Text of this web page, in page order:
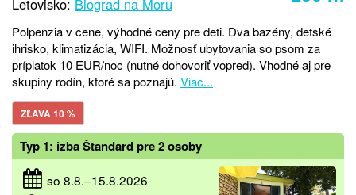
Letovisko: Biograd na Moru
Polpenzia v cene, výhodné ceny pre deti. Dva bazény, detské
ihrisko, klimatizácia, WIFI. Možnosť ubytovania so psom za
príplatok 10 EUR/noc (nutné dohovoriť vopred). Vhodné aj pre
skupiny rodín, ktoré sa poznajú. Viac...
ZĽAVA 10 %
Typ 1: izba Štandard pre 2 osoby
so 8.8.–15.8.2026